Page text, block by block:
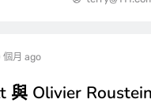
個月 ago
與 Olivier